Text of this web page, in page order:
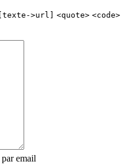
[texte->url] <quote> <code>
email